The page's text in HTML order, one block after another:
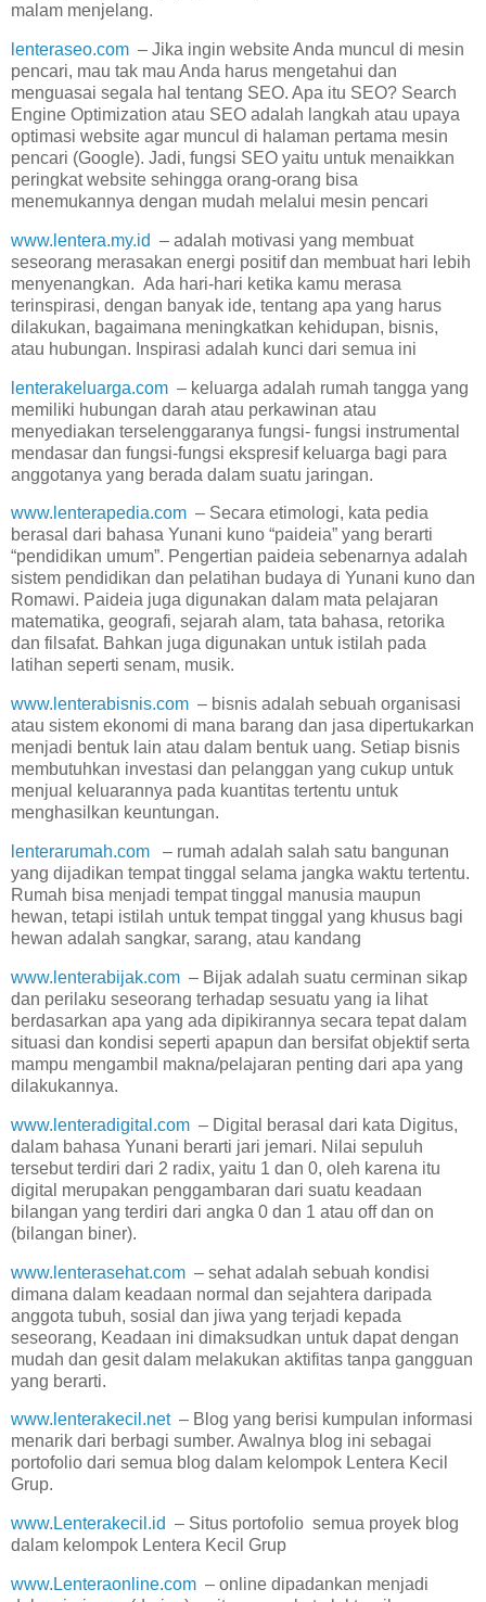
malam menjelang.
lenteraseo.com – Jika ingin website Anda muncul di mesin
pencari, mau tak mau Anda harus mengetahui dan
menguasai segala hal tentang SEO. Apa itu SEO? Search
Engine Optimization atau SEO adalah langkah atau upaya
optimasi website agar muncul di halaman pertama mesin
pencari (Google). Jadi, fungsi SEO yaitu untuk menaikkan
peringkat website sehingga orang-orang bisa
menemukannya dengan mudah melalui mesin pencari
www.lentera.my.id – adalah motivasi yang membuat
seseorang merasakan energi positif dan membuat hari lebih
menyenangkan. Ada hari-hari ketika kamu merasa
terinspirasi, dengan banyak ide, tentang apa yang harus
dilakukan, bagaimana meningkatkan kehidupan, bisnis,
atau hubungan. Inspirasi adalah kunci dari semua ini
lenterakeluarga.com – keluarga adalah rumah tangga yang
memiliki hubungan darah atau perkawinan atau
menyediakan terselenggaranya fungsi- fungsi instrumental
mendasar dan fungsi-fungsi ekspresif keluarga bagi para
anggotanya yang berada dalam suatu jaringan.
www.lenterapedia.com – Secara etimologi, kata pedia
berasal dari bahasa Yunani kuno “paideia” yang berarti
“pendidikan umum”. Pengertian paideia sebenarnya adalah
sistem pendidikan dan pelatihan budaya di Yunani kuno dan
Romawi. Paideia juga digunakan dalam mata pelajaran
matematika, geografi, sejarah alam, tata bahasa, retorika
dan filsafat. Bahkan juga digunakan untuk istilah pada
latihan seperti senam, musik.
www.lenterabisnis.com – bisnis adalah sebuah organisasi
atau sistem ekonomi di mana barang dan jasa dipertukarkan
menjadi bentuk lain atau dalam bentuk uang. Setiap bisnis
membutuhkan investasi dan pelanggan yang cukup untuk
menjual keluarannya pada kuantitas tertentu untuk
menghasilkan keuntungan.
lenterarumah.com – rumah adalah salah satu bangunan
yang dijadikan tempat tinggal selama jangka waktu tertentu.
Rumah bisa menjadi tempat tinggal manusia maupun
hewan, tetapi istilah untuk tempat tinggal yang khusus bagi
hewan adalah sangkar, sarang, atau kandang
www.lenterabijak.com – Bijak adalah suatu cerminan sikap
dan perilaku seseorang terhadap sesuatu yang ia lihat
berdasarkan apa yang ada dipikirannya secara tepat dalam
situasi dan kondisi seperti apapun dan bersifat objektif serta
mampu mengambil makna/pelajaran penting dari apa yang
dilakukannya.
www.lenteradigital.com – Digital berasal dari kata Digitus,
dalam bahasa Yunani berarti jari jemari. Nilai sepuluh
tersebut terdiri dari 2 radix, yaitu 1 dan 0, oleh karena itu
digital merupakan penggambaran dari suatu keadaan
bilangan yang terdiri dari angka 0 dan 1 atau off dan on
(bilangan biner).
www.lenterasehat.com – sehat adalah sebuah kondisi
dimana dalam keadaan normal dan sejahtera daripada
anggota tubuh, sosial dan jiwa yang terjadi kepada
seseorang, Keadaan ini dimaksudkan untuk dapat dengan
mudah dan gesit dalam melakukan aktifitas tanpa gangguan
yang berarti.
www.lenterakecil.net– Blog yang berisi kumpulan informasi
menarik dari berbagi sumber. Awalnya blog ini sebagai
portofolio dari semua blog dalam kelompok Lentera Kecil
Grup.
www.Lenterakecil.id – Situs portofolio semua proyek blog
dalam kelompok Lentera Kecil Grup
www.Lenteraonline.com – online dipadankan menjadi